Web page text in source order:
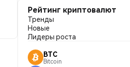
Рейтинг криптовалют
Тренды
Новые
Лидеры роста
BTC
Bitcoin